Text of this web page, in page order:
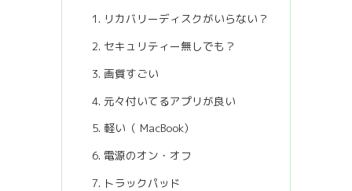
リカバリーディスクがいらない？
セキュリティー無しでも？
画質すごい
元々付いてるアプリが良い
軽い（ MacBook）
電源のオン・オフ
トラックパッド